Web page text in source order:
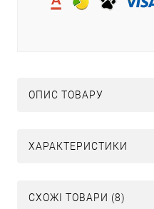
ОПИС ТОВАРУ
ХАРАКТЕРИСТИКИ
СХОЖІ ТОВАРИ (8)